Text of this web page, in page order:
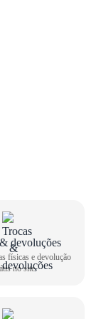
devoluções
físicas e devolução
no site